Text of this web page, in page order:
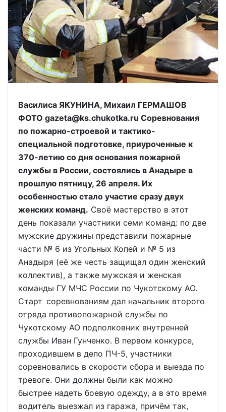
Василиса ЯКУНИНА, Михаил ГЕРМАШОВ
ФОТО gazeta@ks.chukotka.ru Соревнования
по пожарно-строевой и тактико-
специальной подготовке, приуроченные к
370-летию со дня основания пожарной
службы в России, состоялись в Анадыре в
прошлую пятницу, 26 апреля. Их
особенностью стало участие сразу двух
женских команд. Своё мастерство в этот
день показали участники семи команд: по две
мужские дружины представили пожарные
части № 6 из Угольных Копей и № 5 из
Анадыря (её же честь защищал один женский
коллектив), а также мужская и женская
команды ГУ МЧС России по Чукотскому АО.
Старт соревнованиям дал начальник второго
отряда противопожарной службы по
Чукотскому АО подполковник внутренней
службы Иван Гунченко. В первом конкурсе,
проходившем в депо ПЧ-5, участники
соревновались в скорости сбора и выезда по
тревоге. Они должны были как можно
быстрее надеть боевую одежду, а в это время
водитель выезжал из гаража, причём так,